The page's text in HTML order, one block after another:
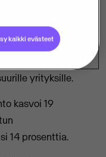
vahvalla kasvu-
2019 olivat
sekä
yrityksille.
kasvoi 19
14 prosenttia.
kaikki evästeet